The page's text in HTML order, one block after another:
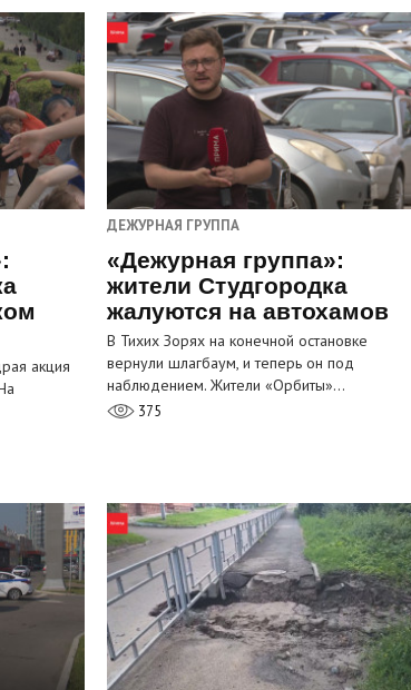
акция
ДЕЖУРНАЯ ГРУППА
«Дежурная группа»:
жители Студгородка
жалуются на автохамов
В Тихих Зорях на конечной остановке
вернули шлагбаум, и теперь он под
наблюдением. Жители «Орбиты»…
375